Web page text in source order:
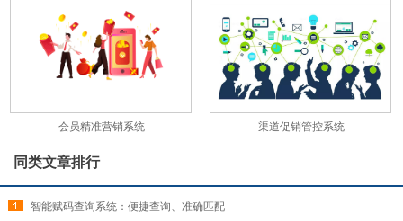
会员精准营销系统 渠道促销管控系统
同类文章排行
智能赋码查询系统：便捷查询、准确匹配